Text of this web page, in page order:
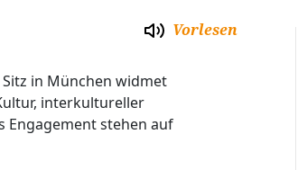
Vorlesen
Sitz in München widmet
interkultureller
Engagement stehen auf